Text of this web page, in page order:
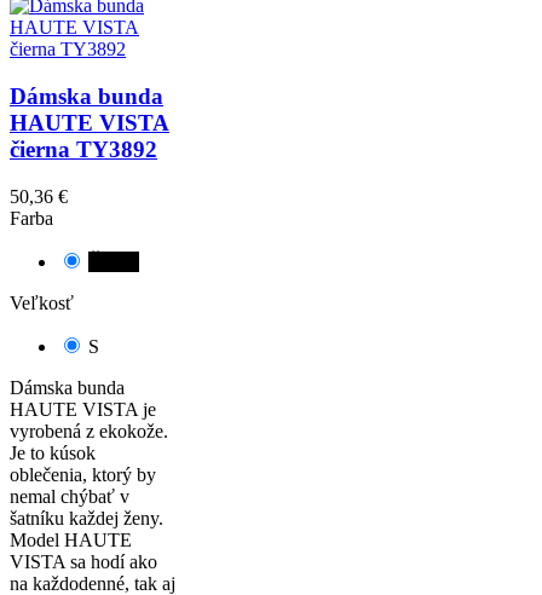
Dámska bunda
HAUTE VISTA
čierna TY3892
50,36 €
Farba
Veľkosť
S
Dámska bunda
HAUTE VISTA je
vyrobená z ekokože.
Je to kúsok
oblečenia, ktorý by
nemal chýbať v
šatníku každej ženy.
Model HAUTE
VISTA sa hodí ako
na každodenné, tak aj